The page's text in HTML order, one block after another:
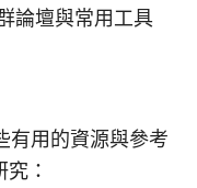
論壇與常用工具
有用的資源與參考
：